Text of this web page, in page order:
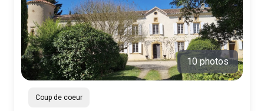
contact
10 photos
Coup de coeur